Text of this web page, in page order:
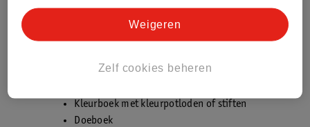
Heb je een ouder kind van 4, 5 of 6 jaar? Dan kan hij of zij zich
vaak al beter zelfstandig vermaken. Zorg wel voor voldoende
afwisseling, zodat het leuk blijft en verveling geen kans krijgt.
Kleurboek met kleurpotloden of stiften
Doeboek
Zelf cookies beheren
Weigeren